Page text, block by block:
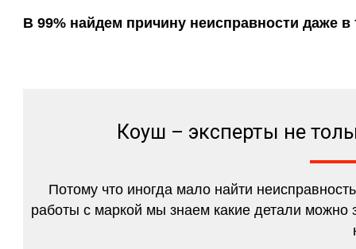
В 99% найдем причину неисправности даже в
Коуш – эксперты не
Потому что иногда мало найти
работы с маркой мы знаем какие детали можно